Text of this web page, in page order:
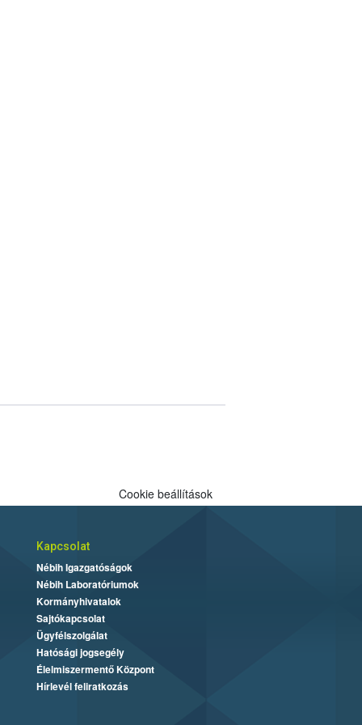
Cookie beállítások
Kapcsolat
Nébih Igazgatóságok
Nébih Laboratóriumok
Kormányhivatalok
Sajtókapcsolat
Ügyfélszolgálat
Hatósági jogsegély
Élelmiszermentő Központ
Hírlevél feliratkozás